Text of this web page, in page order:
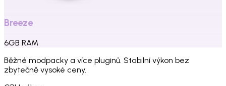
Breeze
6GB RAM
Běžné modpacky a více pluginů. Stabilní výkon bez
zbytečně vysoké ceny.